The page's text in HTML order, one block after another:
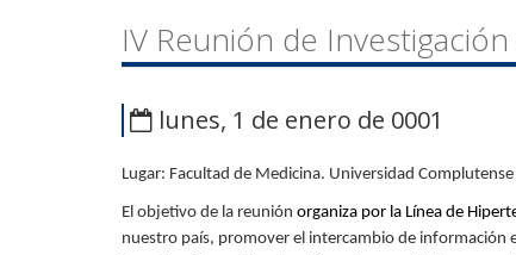
IV Reunión de
lunes, 1 de enero de 0001
Lugar: Facultad de Medicina. Universidad
El objetivo de la reunión organiza por la Línea de
nuestro país, promover el intercambio de información